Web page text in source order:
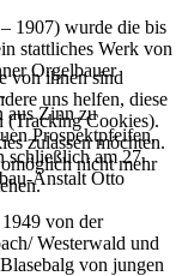
1907) wurde die bis
stattliches Werk von
Orgelbauer
aus Zinn zu
Prospektpfeifen,
schließlich am 27.
Anstalt Otto
von der
Westerwald und
von jungen
von ihnen sind
uns helfen, diese
(Tracking Cookies).
zulassen möchten.
nicht mehr